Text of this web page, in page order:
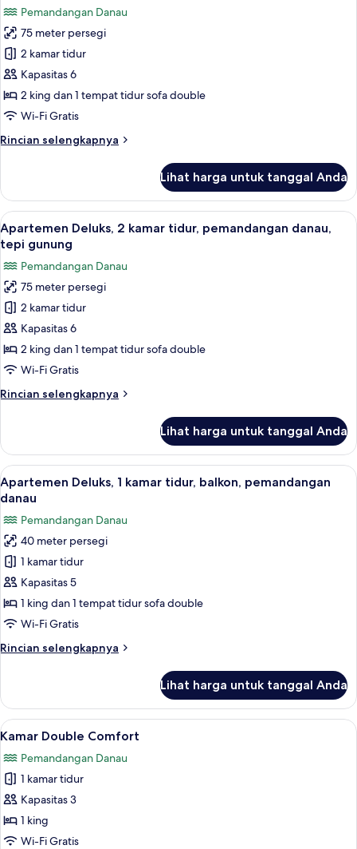
foto
untuk
Apartemen
Deluks,
2
kamar
pemandangan
Pemandangan Danau
75 meter persegi
2 kamar tidur
Kapasitas 6
2 king dan 1 tempat tidur sofa double
Wi-Fi Gratis
Rincian selengkapnya
Rincian
Apartemen
Deluks,
2
kamar
tidur,
pemandangan
danau
Lihat harga untuk tanggal Anda
Lihat
semua
foto
untuk
Apartemen
Deluks,
2
kamar
tidur,
danau,
33
Apartemen Deluks, 2 kamar tidur, pemandangan danau,
tepi gunung
Pemandangan Danau
75 meter persegi
2 kamar tidur
Kapasitas 6
2 king dan 1 tempat tidur sofa double
Wi-Fi Gratis
Rincian selengkapnya
Rincian
Apartemen
Deluks,
2
kamar
pemandangan
danau,
tepi
gunung
Lihat harga untuk tanggal Anda
Lihat
semua
untuk
Apartemen
Deluks,
1
kamar
tidur,
pemandangan
Ruang kerja ramah laptop dan tirai
50
Apartemen Deluks, 1 kamar tidur, balkon, pemandangan
danau
Pemandangan Danau
40 meter persegi
1 kamar tidur
Kapasitas 5
1 king dan 1 tempat tidur sofa double
Wi-Fi Gratis
Rincian selengkapnya
Rincian
Apartemen
Deluks,
1
tidur,
balkon,
pemandangan
danau
Lihat harga untuk tanggal Anda
Lihat
semua
foto
untuk
Kamar
Double
Comfort
Kamar Double Comfort | Ruang
6
Kamar Double Comfort
Pemandangan Danau
1 kamar tidur
Kapasitas 3
1 king
Wi-Fi Gratis